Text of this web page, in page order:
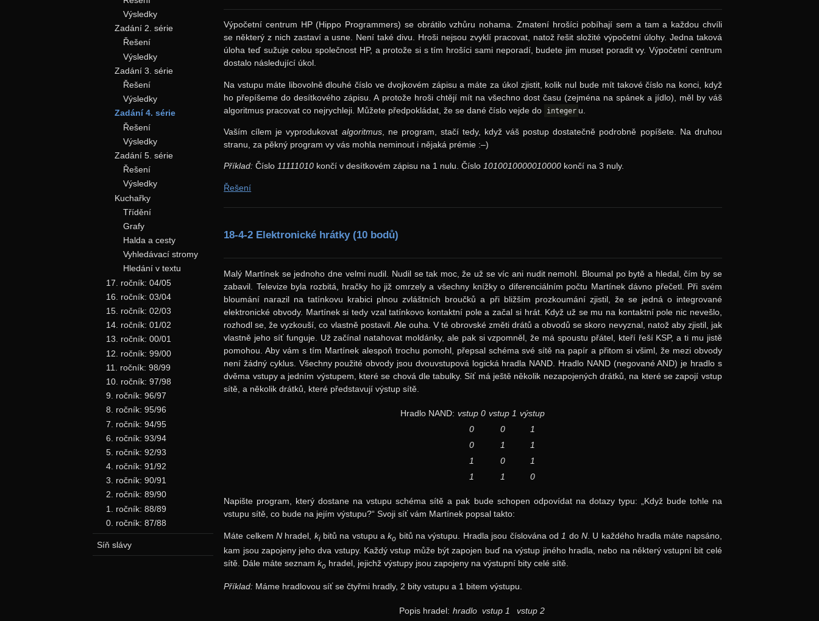
Výpočetní centrum HP (Hippo Programmers) se obrátilo vzhůru nohama. Zmatení hrošíci pobíhají sem a tam a každou chvíli
se některý z nich zastaví a usne. Není také divu. Hroši nejsou zvyklí pracovat, natož řešit složité výpočetní úlohy. Jedna taková
úloha teď sužuje celou společnost HP, a protože si s tím hrošíci sami neporadí, budete jim muset poradit vy. Výpočetní centrum
dostalo následující úkol.
Na vstupu máte libovolně dlouhé číslo ve dvojkovém zápisu a máte za úkol zjistit, kolik nul bude mít takové číslo na konci, když
ho přepíšeme do desítkového zápisu. A protože hroši chtějí mít na všechno dost času (zejména na spánek a jídlo), měl by váš
algoritmus pracovat co nejrychleji. Můžete předpokládat, že se dané číslo vejde do
integer u.
Vaším cílem je vyprodukovat algoritmus, ne program, stačí tedy, když váš postup dostatečně podrobně popíšete. Na druhou
stranu, za pěkný program vy vás mohla neminout i nějaká prémie :–)
Příklad: Číslo11111010 končí v desítkovém zápisu na 1 nulu. Číslo1010010000010000 končí na 3 nuly.
Řešení
18-4-2 Elektronické hrátky (10 bodů)
Malý Martínek se jednoho dne velmi nudil. Nudil se tak moc, že už se víc ani nudit nemohl. Bloumal po bytě a hledal, čím by se
zabavil. Televize byla rozbitá, hračky ho již omrzely a všechny knížky o diferenciálním počtu Martínek dávno přečetl. Při svém
bloumání narazil na tatínkovu krabici plnou zvláštních broučků a při bližším prozkoumání zjistil, že se jedná o integrované
elektronické obvody. Martínek si tedy vzal tatínkovo kontaktní pole a začal si hrát. Když už se mu na kontaktní pole nic nevešlo,
rozhodl se, že vyzkouší, co vlastně postavil. Ale ouha. V té obrovské změti drátů a obvodů se skoro nevyznal, natož aby zjistil, jak
vlastně jeho síť funguje. Už začínal natahovat moldánky, ale pak si vzpomněl, že má spoustu přátel, kteří řeší KSP, a ti mu jistě
pomohou. Aby vám s tím Martínek alespoň trochu pomohl, přepsal schéma své sítě na papír a přitom si všiml, že mezi obvody
není žádný cyklus. Všechny použité obvody jsou dvouvstupová logická hradla NAND. Hradlo NAND (negované AND) je hradlo s
dvěma vstupy a jedním výstupem, které se chová dle tabulky. Síť má ještě několik nezapojených drátků, na které se zapojí vstup
sítě, a několik drátků, které představují výstup sítě.
Hradlo NAND: vstup 0 vstup 1 výstup
0
0
1
0
1
1
1
0
1
1
1 0
Napište program, který dostane na vstupu schéma sítě a pak bude schopen odpovídat na dotazy typu: „Když bude tohle na
vstupu sítě, co bude na jejím výstupu?“ Svoji síť vám Martínek popsal takto:
Máte celkem Nhradel, kibitů na vstupu ako bitů na výstupu. Hradla jsou číslována od 1 doN . U každého hradla máte napsáno,
kam jsou zapojeny jeho dva vstupy. Každý vstup může být zapojen buď na výstup jiného hradla, nebo na některý vstupní bit celé
sítě. Dále máte seznamko hradel, jejichž výstupy jsou zapojeny na výstupní bity celé sítě.
Příklad: Máme hradlovou síť se čtyřmi hradly, 2 bity vstupu a 1 bitem výstupu.
Popis hradel: hradlo vstup 1
vstup 2
Výsledky
Zadání 2. série
Řešení
Výsledky
Zadání 3. série
Řešení
Výsledky
Zadání 4. série
Řešení
Výsledky
Zadání 5. série
Řešení
Výsledky
Kuchařky
Třídění
Grafy
Halda a cesty
Vyhledávací stromy
Hledání v textu
17. ročník: 04/05
16. ročník: 03/04
15. ročník: 02/03
14. ročník: 01/02
13. ročník: 00/01
12. ročník: 99/00
11. ročník: 98/99
10. ročník: 97/98
9. ročník: 96/97
8. ročník: 95/96
7. ročník: 94/95
6. ročník: 93/94
5. ročník: 92/93
4. ročník: 91/92
3. ročník: 90/91
2. ročník: 89/90
1. ročník: 88/89
0. ročník: 87/88
Síň slávy